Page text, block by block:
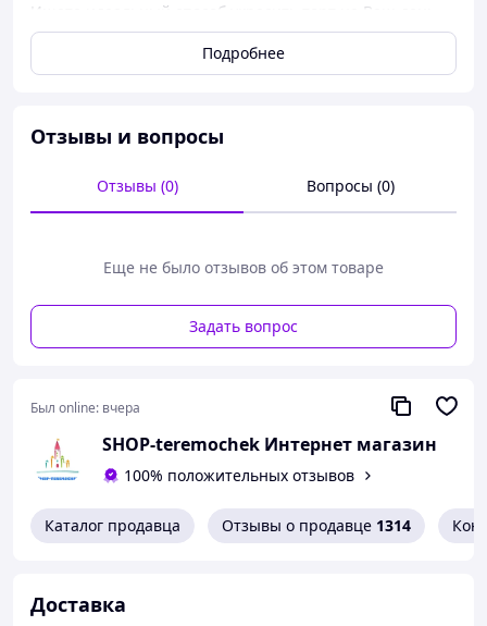
Ищете идеальный способ украсить торт на Ваш день
рождения? Тогда наше предложение именно для Вас!
Свечи для торта цифры – это прекрасный способ
добавить веселье и оригинальность в любой праздник.
отразить количество Ваших лет!
Подробнее
Отзывы и вопросы
Отзывы (0) Вопросы (0)
Еще не было отзывов об этом товаре
Задать вопрос
Был online: вчера
SHOP-teremochek Интернет магазин
100% положительных отзывов
Каталог продавца Отзывы о продавце 1314
Доставка